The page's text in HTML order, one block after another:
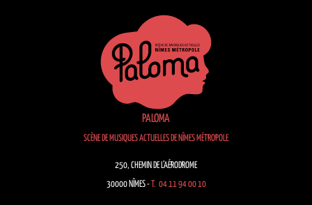
PALOMA
SCÈNE DE MUSIQUES ACTUELLES DE NÎMES MÉTROPOLE
250, CHEMIN DE L’AÉRODROME
30000 NÎMES - T. 04 11 94 00 10